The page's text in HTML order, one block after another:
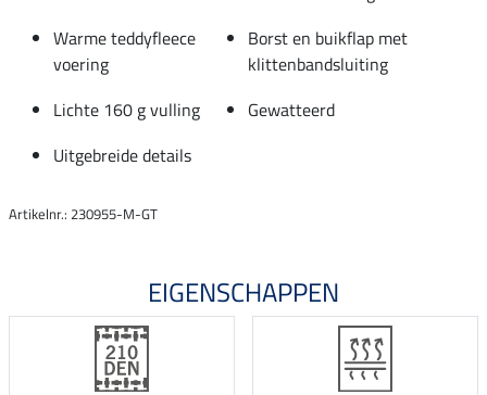
Warme teddyfleece
voering
Borst en buikflap met
klittenbandsluiting
Lichte 160 g vulling
Gewatteerd
Uitgebreide details
Artikelnr.: 230955-M-GT
EIGENSCHAPPEN